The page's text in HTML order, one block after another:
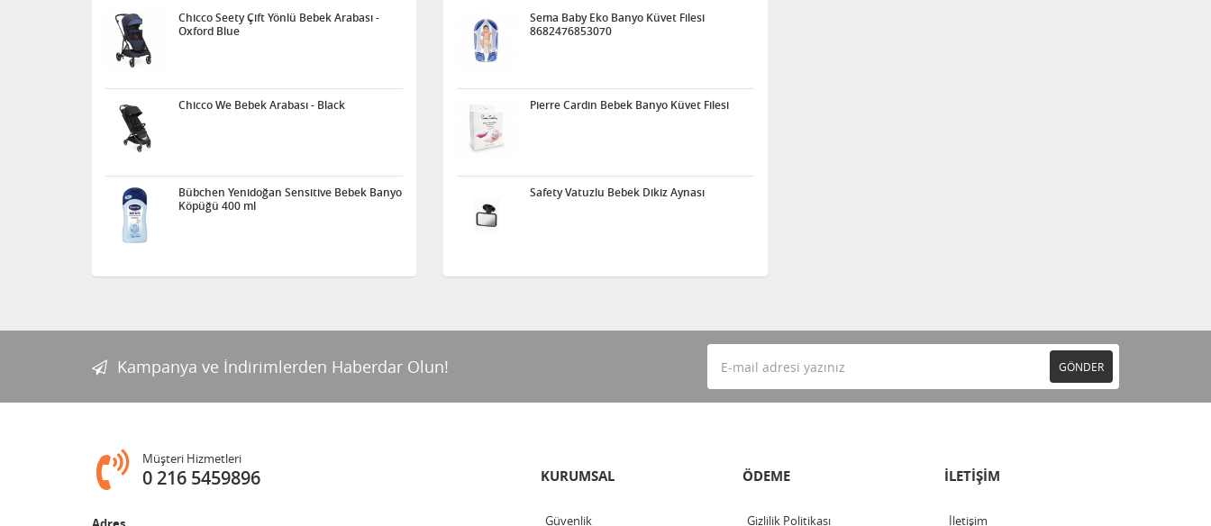
Chicco Seety Çift Yönlü Bebek Arabası -
Oxford Blue
Chicco We Bebek Arabası - Black
Bübchen Yenidoğan Sensitive Bebek Banyo
Köpüğü 400 ml
Sema Baby Eko Banyo Küvet Filesi
8682476853070
Pierre Cardin Bebek Banyo Küvet Filesi
Safety Vatuzlu Bebek Dikiz Aynası
Kampanya ve İndirimlerden Haberdar Olun! GÖNDER
Müşteri Hizmetleri
0 216 5459896 KURUMSAL
Güvenlik
ÖDEME
Gizlilik Politikası
İLETİŞİM
İletişim